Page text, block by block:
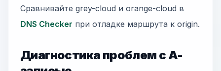
Сравнивайте grey-cloud и orange-cloud в
DNS Checker при отладке маршрута к origin.
Диагностика проблем с A-